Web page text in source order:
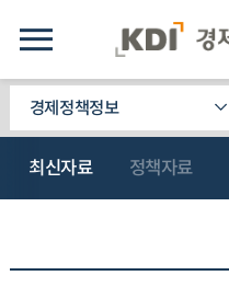
경제정책정보
최신자료 정책자료